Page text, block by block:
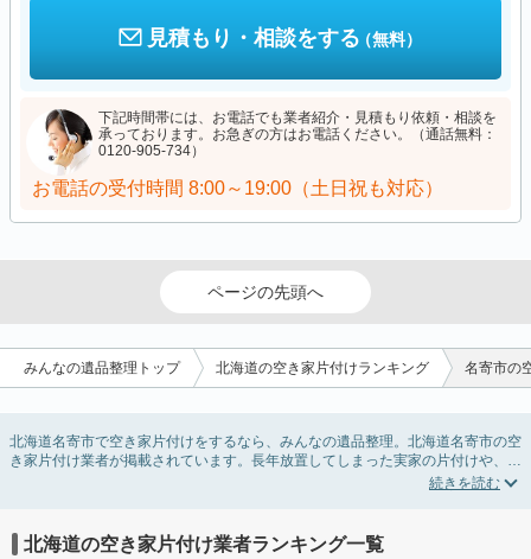
見積もり・相談をする（無料）
下記時間帯には、お電話でも業者紹介・見積もり依頼・相談を
承っております。お急ぎの方はお電話ください。（通話無料：
0120-905-734）
お電話の受付時間 8:00～19:00（土日祝も対応）
ページの先頭へ
みんなの遺品整理トップ 北海道の空き家片付けランキング 名寄市の
北海道名寄市で空き家片付けをするなら、みんなの遺品整理。北海道名寄市の空
き家片付け業者が掲載されています。長年放置してしまった実家の片付けや、相
続したが住む予定のない親の家の不用品の処分・回収・引き取りまで対応してい
してみましょう。
また家一軒まるごとの掃除方法・空家対策特別措置法の法改正に伴う空き家の片
北海道の空き家片付け業者ランキング一覧